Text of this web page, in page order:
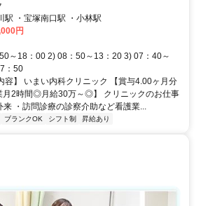
駅 ・宝塚南口駅 ・小林駅
円
～18：00 2) 08：50～13：20 3) 07：40～
：50
容】 いまい内科クリニック 【賞与4.00ヶ月分
2時間◎月給30万～◎】 クリニックのお仕事
・訪問診療の診察介助など看護業...
ブランクOK シフト制 昇給あり